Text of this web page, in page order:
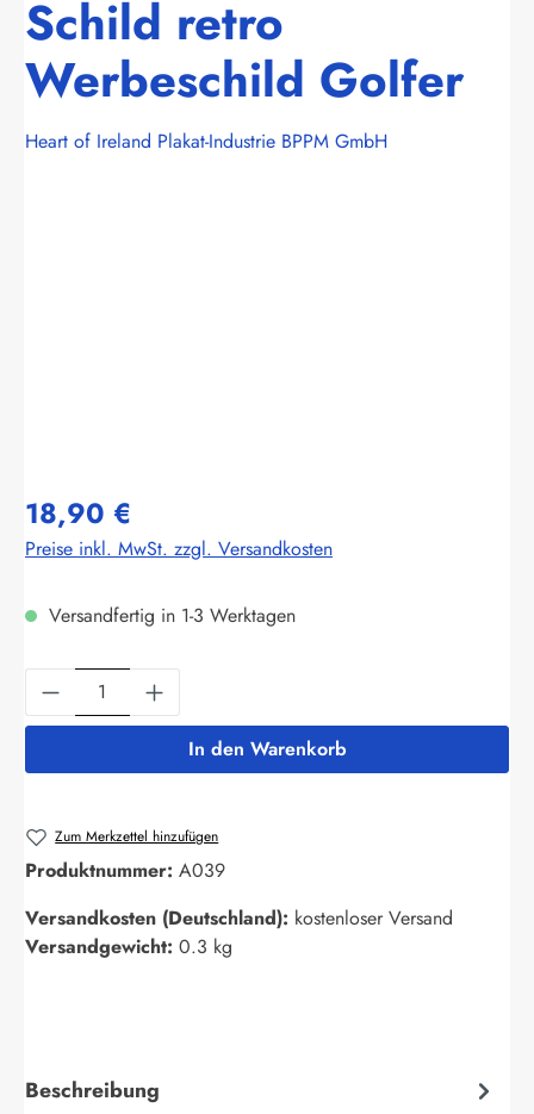
Schild retro
Werbeschild Golfer
Heart of Ireland Plakat-Industrie BPPM GmbH
18,90 €
Preise inkl. MwSt. zzgl. Versandkosten
Versandfertig in 1-3 Werktagen
Produkt Anzahl: Gib den gewünschten
In den Warenkorb
Zum Merkzettel hinzufügen
Produktnummer: A039
Versandkosten (Deutschland): kostenloser Versand
Versandgewicht: 0.3 kg
Beschreibung